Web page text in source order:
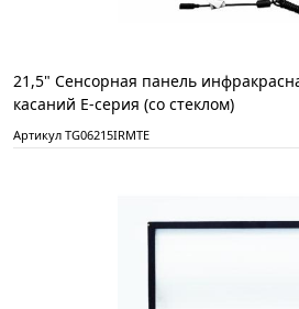
21,5" Сенсорная панель
касаний E-серия (со стеклом)
Артикул TG06215IRMTE